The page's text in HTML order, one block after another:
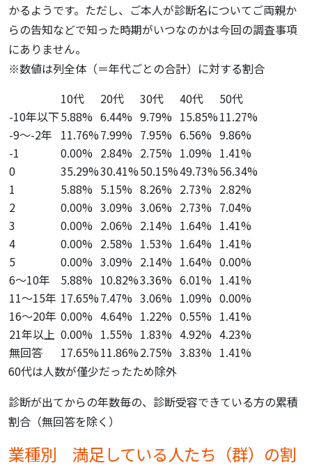
かるようです。 ただし、ご本人が診断名についてご両親か
らの告知などで知った時期がいつなのかは今回の調査事項
にありません。
※数値は列全体（＝年代ごとの合計）に対する割合
10代
20代 30代 40代
50代
-10年以下5.88% 6.44% 9.79% 15.85%11.27%
-9～-2年 11.76%7.99% 7.95% 6.56% 9.86%
-1
0.00% 2.84% 2.75% 1.09% 1.41%
0
35.29%30.41%50.15%49.73%56.34%
1
5.88% 5.15% 8.26% 2.73% 2.82%
2
0.00% 3.09% 3.06% 2.73% 7.04%
3
0.00% 2.06% 2.14% 1.64% 1.41%
4
0.00% 2.58% 1.53% 1.64% 1.41%
5
0.00% 3.09% 2.14% 1.64% 0.00%
6～10年
5.88% 10.82%3.36% 6.01% 1.41%
11～15年 17.65%7.47% 3.06% 1.09% 0.00%
16～20年 0.00% 4.64% 1.22% 0.55% 1.41%
21年以上 0.00% 1.55% 1.83% 4.92% 4.23%
無回答
17.65%11.86%2.75% 3.83% 1.41%
60代は人数が僅少だったため除外
診断が出てからの年数毎の、診断受容できている方の累積
割合（無回答を除く）
業種別 満足している人たち（群）の割